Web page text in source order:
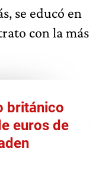
se educó en
con la más
británico
euros de